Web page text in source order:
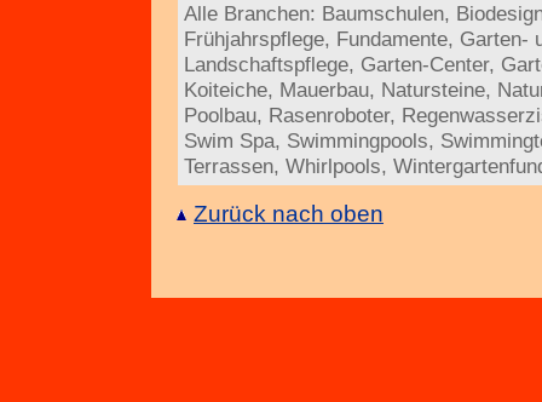
Alle Branchen: Baumschulen,
Frühjahrspflege, Fundamente, Garten-
Landschaftspflege, Garten-Center,
Koiteiche, Mauerbau, Natursteine,
Poolbau, Rasenroboter,
Swim Spa, Swimmingpools,
Terrassen, Whirlpools,
Zurück nach oben